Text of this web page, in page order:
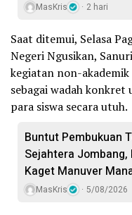
MasKris 2 hari
Saat ditemui, Selasa
Negeri Ngusikan,
kegiatan non-
sebagai wadah
para siswa secara utuh.
Buntut Pembukuan
Sejahtera Jombang,
Kaget Manuver
MasKris 5/08/2026